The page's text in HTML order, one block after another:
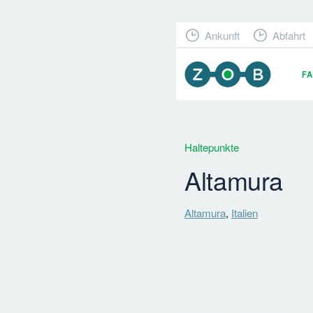
Ankunft Abfahrt
Haltepunkte
Altamura
Altamura, Italien